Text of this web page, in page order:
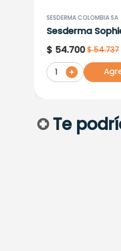
SESDERMA COLOMBIA SA
Sesderma
Proteccion
Hypoallergenic
Moisturising
$ 54.700$54.737
1
Te